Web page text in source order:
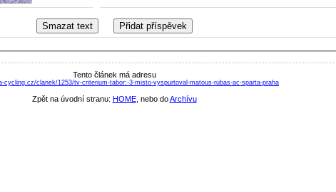
Tento článek má adresu
cycling.cz/clanek/1253/tv-criterium-tabor:-3-misto-vyspurtoval-matous-rubas-ac-sparta-praha
Zpět na úvodní stranu: HOME, nebo doArchívu